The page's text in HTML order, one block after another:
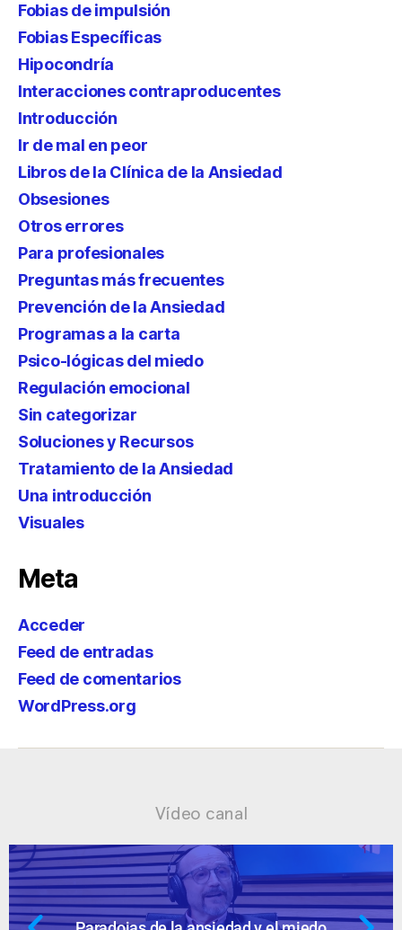
Fobias de impulsión
Fobias Específicas
Hipocondría
Interacciones contraproducentes
Introducción
Ir de mal en peor
Libros de la Clínica de la Ansiedad
Obsesiones
Otros errores
Para profesionales
Preguntas más frecuentes
Prevención de la Ansiedad
Programas a la carta
Psico-lógicas del miedo
Regulación emocional
Sin categorizar
Soluciones y Recursos
Tratamiento de la Ansiedad
Una introducción
Visuales
Meta
Acceder
Feed de entradas
Feed de comentarios
WordPress.org
Vídeo canal